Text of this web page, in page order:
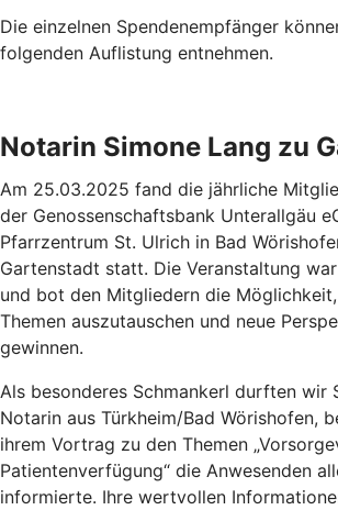
Die einzelnen Spendenempfänger
folgenden Auflistung entnehmen.
Notarin Simone Lang zu
Am 25.03.2025 fand die jährliche
der Genossenschaftsbank Unterallgäu
Pfarrzentrum St. Ulrich in Bad
Gartenstadt statt. Die Veranstaltung
und bot den Mitgliedern die
Themen auszutauschen und neue
gewinnen.
Als besonderes Schmankerl durften wir
Notarin aus Türkheim/Bad Wörishofen,
ihrem Vortrag zu den Themen
Patientenverfügung“ die Anwesenden
informierte. Ihre wertvollen